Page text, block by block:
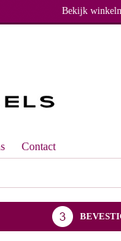
Bekijk
Contact